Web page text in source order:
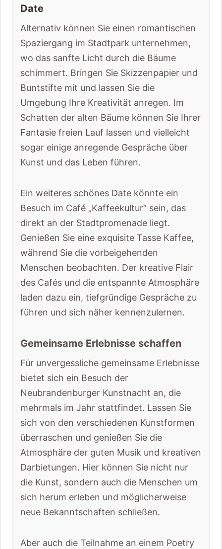
Date
Alternativ können Sie einen romantischen
Spaziergang im Stadtpark unternehmen,
wo das sanfte Licht durch die Bäume
schimmert. Bringen Sie Skizzenpapier und
Buntstifte mit und lassen Sie die
Umgebung Ihre Kreativität anregen. Im
Schatten der alten Bäume können Sie Ihrer
Fantasie freien Lauf lassen und vielleicht
sogar einige anregende Gespräche über
Kunst und das Leben führen.
Ein weiteres schönes Date könnte ein
Besuch im Café „Kaffeekultur“ sein, das
direkt an der Stadtpromenade liegt.
Genießen Sie eine exquisite Tasse Kaffee,
während Sie die vorbeigehenden
Menschen beobachten. Der kreative Flair
des Cafés und die entspannte Atmosphäre
laden dazu ein, tiefgründige Gespräche zu
führen und sich näher kennenzulernen.
Gemeinsame Erlebnisse schaffen
Für unvergessliche gemeinsame Erlebnisse
bietet sich ein Besuch der
Neubrandenburger Kunstnacht an, die
mehrmals im Jahr stattfindet. Lassen Sie
sich von den verschiedenen Kunstformen
überraschen und genießen Sie die
Atmosphäre der guten Musik und kreativen
Darbietungen. Hier können Sie nicht nur
die Kunst, sondern auch die Menschen um
sich herum erleben und möglicherweise
neue Bekanntschaften schließen.
Aber auch die Teilnahme an einem Poetry